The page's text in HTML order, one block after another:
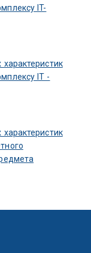
IT-
характеристик
IT -
характеристик